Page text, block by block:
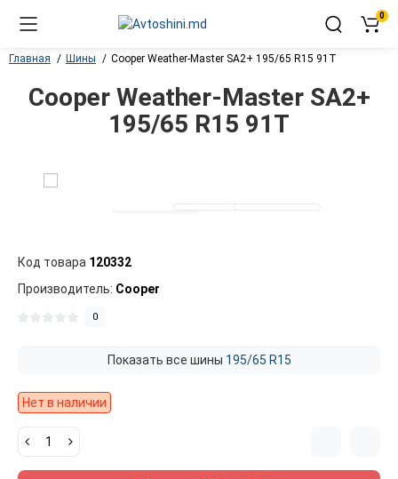
0
Главная Шины Cooper Weather-Master SA2+ 195/65 R15 91T
Cooper Weather-Master SA2+
195/65 R15 91T
Код товара 120332
Производитель: Cooper
0
Показать все шины 195/65 R15
Нет в наличии